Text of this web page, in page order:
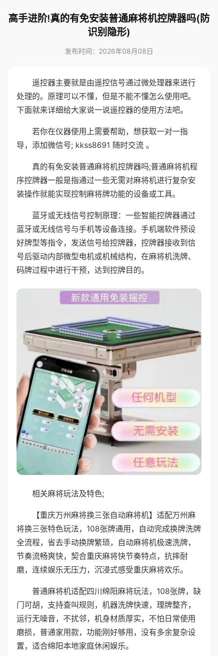
高手进阶!真的有免安装普通麻将机控牌器吗(防
识别隐形)
发布时间：2026年08月08日
遥控器主要就是由遥控信号通过微处理器来进行
处理的。原理可以不懂，但是不能不懂怎么使用吧。
下面就来详细给大家说一说遥控器的使用方法吧。
若你在仪器使用上需要帮助，想获取一对一指
导，添加微信号; kkss8691 随时交流 。
真的有免安装普通麻将机控牌器吗;普通麻将机程
序控牌器一般是指通过一些无需对麻将机进行复杂安
装操作就能实现控制麻将牌功能的设备或工具。
蓝牙或无线信号控制原理：一些智能控牌器通过
蓝牙或无线信号与手机等设备连接。手机端软件预设
好牌型等指令，发送信号给控牌器，控牌器接收到信
号后驱动内部微型电机或机械结构，在麻将机洗牌、
码牌过程中进行干预，达到控牌目的。
相关麻将玩法及特色;
【重庆万州麻将换三张自动麻将机】适配万州麻
将换三张特色玩法，108张牌通用，自动完成换牌洗牌
全流程，省去手动换牌繁琐，自动麻将机极速洗牌，
节奏流畅爽快，契合重庆麻将快节奏特点，抗摔耐
磨，连续娱乐无压力，沉浸式感受重庆麻将欢乐。
普通麻将机适配四川绵阳麻将玩法，108张牌，缺
门可胡，支持查叫规则，机器洗牌快速，理牌整齐，
运行无噪音，不扰邻，机身材质厚实，不怕日常使用
磨损，普通家用款，功能刚好够用，没有多余复杂设
置，适合绵阳本地家庭休闲娱乐。